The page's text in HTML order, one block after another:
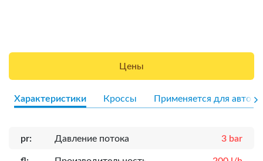
Цены
Характеристики Кроссы Применяется для авто
pr: Давление потока 3 bar